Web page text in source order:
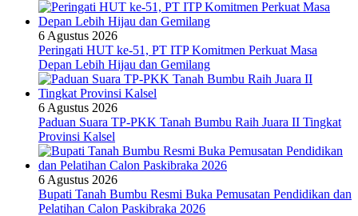
6 Agustus 2026
Peringati HUT ke-51, PT ITP Komitmen Perkuat Masa
Depan Lebih Hijau dan Gemilang
6 Agustus 2026
Paduan Suara TP-PKK Tanah Bumbu Raih Juara II Tingkat
Provinsi Kalsel
6 Agustus 2026
Bupati Tanah Bumbu Resmi Buka Pemusatan Pendidikan dan
Pelatihan Calon Paskibraka 2026